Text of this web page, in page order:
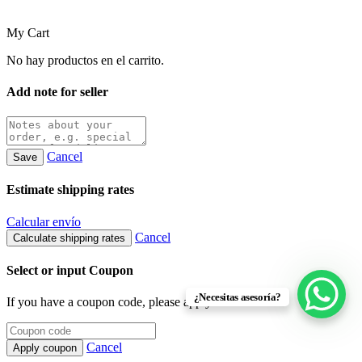
My Cart
No hay productos en el carrito.
¿Necesitas asesoría?
Add note for seller
Save Cancel
Estimate shipping rates
Calcular envío
Calculate shipping rates Cancel
Select or input Coupon
If you have a coupon code, please apply it below.
Apply coupon Cancel